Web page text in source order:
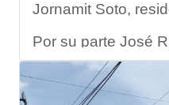
Jornamit Soto,
Por su parte José